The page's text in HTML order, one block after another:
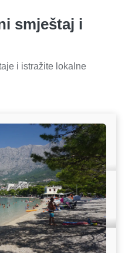
smještaj i
i istražite lokalne